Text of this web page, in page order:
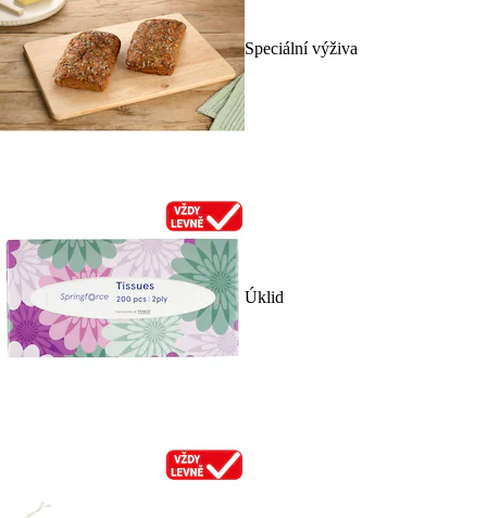
Speciální výživa
Úklid